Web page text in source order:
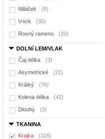
Miláček (8)
V-krk (30)
Rosný rameno (20)
DOLNí LEM/VLAK
Čaj délka
(3)
Asymetrické (21)
Krátký (76)
Kolena délka (42)
Dlouhý (3)
TKANINA
Krajka
(316)